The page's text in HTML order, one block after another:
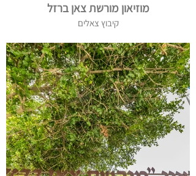
מוזיאון מורשת צאן ברזל
קיבוץ צאלים